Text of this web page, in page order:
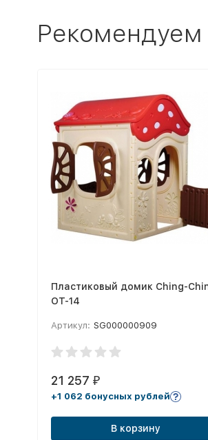
Рекомендуем
Пластиковый домик Ching-
ОТ-14
Артикул: SG000000909
21 257 ₽
+1 062 бонусных рублей
В корзину